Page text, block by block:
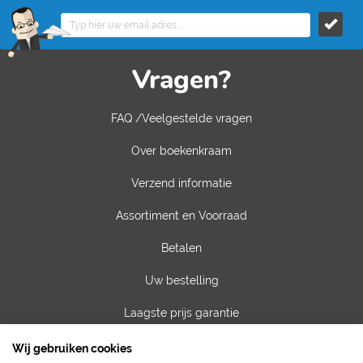
Vragen?
FAQ /Veelgestelde vragen
Over boekenkraam
Verzend informatie
Assortiment en Voorraad
Betalen
Uw bestelling
Laagste prijs garantie
Privacy van gegevens
Wij gebruiken cookies